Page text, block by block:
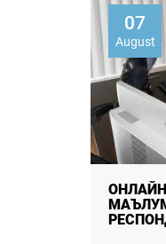
07
August
ДАЛА